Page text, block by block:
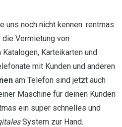
uns noch nicht kennen: rentmas
Vermietung von
Karteikarten und
mit Kunden und anderen
am Telefon sind jetzt auch
Maschine für deinen Kunden
ein super schnelles und
System zur Hand.